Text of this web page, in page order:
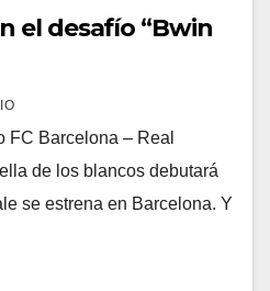
el desafío “Bwin
Barcelona – Real
de los blancos debutará
se estrena en Barcelona. Y